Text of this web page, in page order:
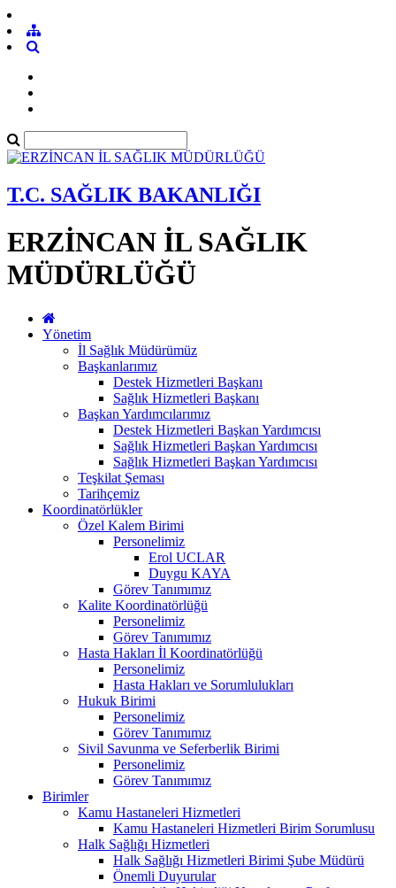
T.C. SAĞLIK BAKANLIĞI
ERZİNCAN İL SAĞLIK
MÜDÜRLÜĞÜ
Yönetim
İl Sağlık Müdürümüz
Başkanlarımız
Destek Hizmetleri Başkanı
Sağlık Hizmetleri Başkanı
Başkan Yardımcılarımız
Destek Hizmetleri Başkan Yardımcısı
Sağlık Hizmetleri Başkan Yardımcısı
Sağlık Hizmetleri Başkan Yardımcısı
Teşkilat Şeması
Tarihçemiz
Koordinatörlükler
Özel Kalem Birimi
Personelimiz
Erol UCLAR
Duygu KAYA
Görev Tanımımız
Kalite Koordinatörlüğü
Personelimiz
Görev Tanımımız
Hasta Hakları İl Koordinatörlüğü
Personelimiz
Hasta Hakları ve Sorumlulukları
Hukuk Birimi
Personelimiz
Görev Tanımımız
Sivil Savunma ve Seferberlik Birimi
Personelimiz
Görev Tanımımız
Birimler
Kamu Hastaneleri Hizmetleri
Kamu Hastaneleri Hizmetleri Birim Sorumlusu
Halk Sağlığı Hizmetleri
Halk Sağlığı Hizmetleri Birimi Şube Müdürü
Önemli Duyurular